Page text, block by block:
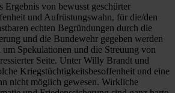
Ergebnis von bewusst geschürter
und Aufrüstungswahn, für die/den
echten Begründungen durch die
und die Bundewehr gegeben werden
Spekulationen und die Streuung von
Seite. Unter Willy Brandt und
Kriegstüchtigkeitsbesoffenheit und eine
nicht möglich gewesen. Wirkliche